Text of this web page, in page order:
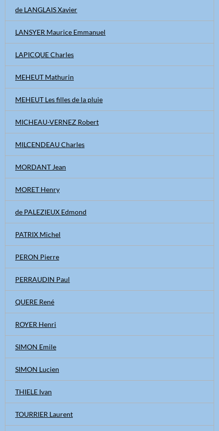
de LANGLAIS Xavier
LANSYER Maurice Emmanuel
LAPICQUE Charles
MEHEUT Mathurin
MEHEUT Les filles de la pluie
MICHEAU-VERNEZ Robert
MILCENDEAU Charles
MORDANT Jean
MORET Henry
de PALEZIEUX Edmond
PATRIX Michel
PERON Pierre
PERRAUDIN Paul
QUERE René
ROYER Henri
SIMON Emile
SIMON Lucien
THIELE Ivan
TOURRIER Laurent